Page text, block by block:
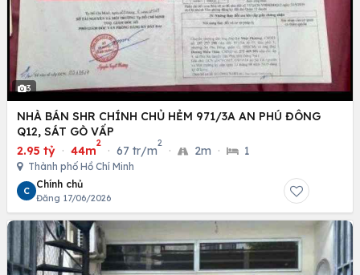
3
NHÀ BÁN SHR CHÍNH CHỦ HẺM 971/3A AN PHÚ ĐÔNG
Q12, SÁT GÒ VẤP
2.95 tỷ · 44m
2
· 67 tr/m
2
· 2m · 1
Thành phố Hồ Chí Minh
C
Chính chủ
Đăng 17/06/2026